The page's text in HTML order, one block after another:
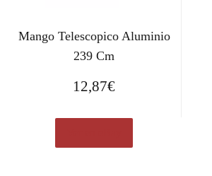
Mango Telescopico Aluminio
239 Cm
12,87€